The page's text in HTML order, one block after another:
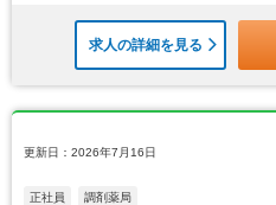
求人の詳細を見る
更新日：2026年7月16日
正社員 調剤薬局